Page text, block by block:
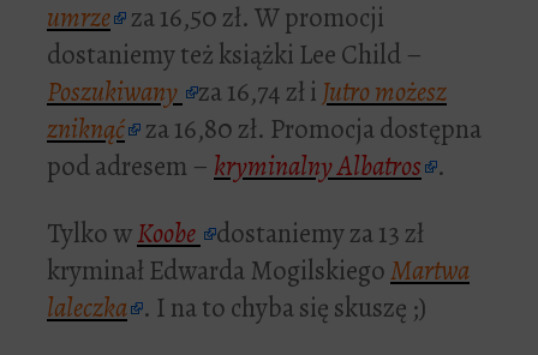
umrze za 16,50 zł. W promocji
dostaniemy też książki Lee Child –
Poszukiwany za 16,74 zł iJutro możesz
zniknąć za 16,80 zł. Promocja dostępna
pod adresem – kryminalny Albatros .
Tylko wKoobe dostaniemy za 13 zł
kryminał Edwarda MogilskiegoMartwa
laleczka . I na to chyba się skuszę ;)